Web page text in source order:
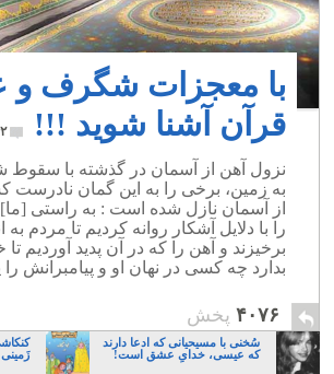
با معجزات شگرف و
قرآن آشنا شوید !!!
نزول آهن از آسمان در گذشته با سقوط
به زمین، برخی را به این گمان نادرست
از آسمان نازل شده است : به راستى [ما]
را با دلايل آشكار روانه كرديم تا مردم
برخيزند و آهن را كه در آن پديد آورديم تا
بدارد چه كسى در نهان او و پيامبرانش را
۴۰۷۶ پخش
سُخنی با مسیحیانی که ادعا دارند
که عیسی، خدایِ عشق است!
زَمینی